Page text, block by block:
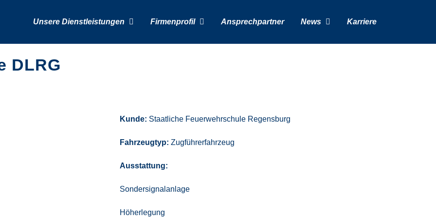
Unsere Dienstleistungen Firmenprofil Ansprechpartner News Karriere
DLRG
Kunde: Staatliche Feuerwehrschule Regensburg
Fahrzeugtyp: Zugführerfahrzeug
Ausstattung:
Sondersignalanlage
Höherlegung